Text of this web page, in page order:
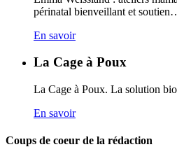
périnatal bienveillant et
En savoir
La Cage à Poux
La Cage à Poux. La solution
En savoir
Coups de coeur de la rédaction